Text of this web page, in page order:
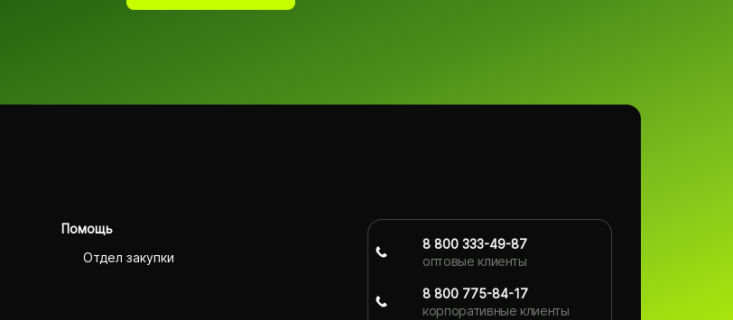
Помощь
Отдел закупки
8 800 333-49-87
оптовые клиенты
8 800 775-84-17
корпоративные клиенты